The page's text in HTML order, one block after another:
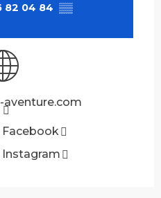
82 04 84 ▒▒
aventure.com
Facebook
Instagram